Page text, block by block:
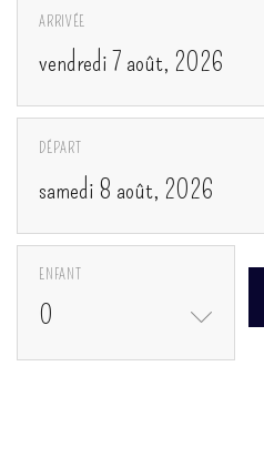
ARRIVÉE
vendredi 7 août, 2026
DÉPART
samedi 8 août, 2026
ENFANT
0